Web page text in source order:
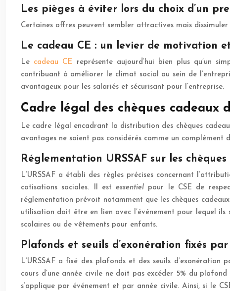
Les pièges à éviter lors du choix d’un
Certaines offres peuvent sembler attractives mais
Le cadeau CE : un levier de motivation
Le cadeau CE représente aujourd’hui bien plus qu’un
contribuant à améliorer le climat social au sein de
avantageux pour les salariés et sécurisant pour l’entreprise.
Cadre légal des chèques cadeaux
Le cadre légal encadrant la distribution des chèques
avantages ne soient pas considérés comme un
Réglementation URSSAF sur les
L’URSSAF a établi des règles précises concernant
cotisations sociales. Il estessentiel pour le CSE de
réglementation prévoit notamment que les chèques
utilisation doit être en lien avec l’événement pour lequel
scolaires ou de vêtements pour enfants.
Plafonds et seuils d’exonération fixés par
L’URSSAF a fixé des plafonds et des seuils
cours d’une année civile ne doit pas excéder 5% du
s’applique par événement et par année civile. Ainsi, si le